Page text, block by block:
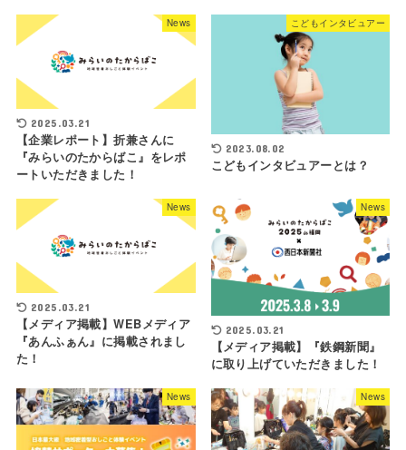
News
2025.03.21
【企業レポート】折兼さんに
『みらいのたからばこ』をレポ
ートいただきました！
こどもインタビュアー
2023.08.02
こどもインタビュアーとは？
News
2025.03.21
【メディア掲載】WEBメディア
『あんふぁん』に掲載されまし
た！
News
2025.03.21
【メディア掲載】『鉄鋼新聞』
に取り上げていただきました！
News News